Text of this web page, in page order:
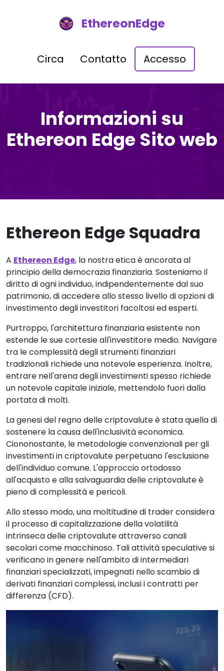
EthereonEdge
Circa Contatto Accesso
Informazioni su
Ethereon Edge Sito web
Ethereon Edge Squadra
A Ethereon Edge, la nostra etica è ancorata al
principio della democrazia finanziaria. Sosteniamo il
diritto di ogni individuo, indipendentemente dal suo
patrimonio, di accedere allo stesso livello di opzioni di
investimento degli investitori facoltosi ed esperti.
Purtroppo, l'architettura finanziaria esistente non
estende le sue cortesie all'investitore medio. Navigare
tra le complessità degli strumenti finanziari
tradizionali richiede una notevole esperienza. Inoltre,
entrare nell'arena degli investimenti spesso richiede
un notevole capitale iniziale, mettendolo fuori dalla
portata di molti.
La genesi del regno delle criptovalute è stata quella di
sostenere la causa dell'inclusività economica.
Ciononostante, le metodologie convenzionali per gli
investimenti in criptovalute perpetuano l'esclusione
dell'individuo comune. L'approccio ortodosso
all'acquisto e alla salvaguardia delle criptovalute è
pieno di complessità e pericoli.
Allo stesso modo, una moltitudine di trader considera
il processo di capitalizzazione della volatilità
intrinseca delle criptovalute attraverso canali
secolari come macchinoso. Tali attività speculative si
verificano in genere nell'ambito di intermediari
finanziari specializzati, impegnati nello scambio di
derivati finanziari complessi, inclusi i contratti per
differenza (CFD).